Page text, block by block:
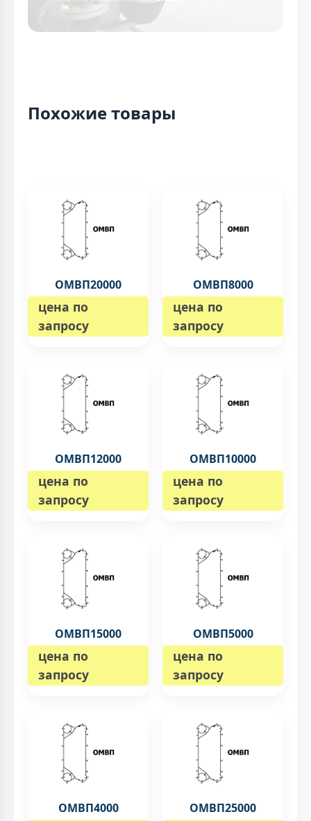
Похожие товары
ОМВП20000
цена по
запросу
ОМВП8000
цена по
запросу
ОМВП12000
цена по
запросу
ОМВП10000
цена по
запросу
ОМВП15000
цена по
запросу
ОМВП5000
цена по
запросу
ОМВП4000 ОМВП25000